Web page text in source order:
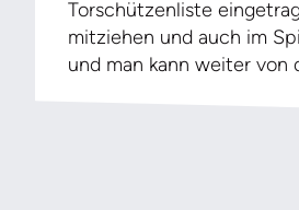
Torschützenliste
mitziehen und auch im
und man kann weiter von